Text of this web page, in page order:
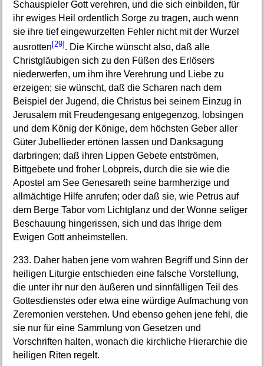
Schauspieler Gott verehren, und die sich einbilden, für
ihr ewiges Heil ordentlich Sorge zu tragen, auch wenn
sie ihre tief eingewurzelten Fehler nicht mit der Wurzel
ausrotten [29] . Die Kirche wünscht also, daß alle
Christgläubigen sich zu den Füßen des Erlösers
niederwerfen, um ihm ihre Verehrung und Liebe zu
erzeigen; sie wünscht, daß die Scharen nach dem
Beispiel der Jugend, die Christus bei seinem Einzug in
Jerusalem mit Freudengesang entgegenzog, lobsingen
und dem König der Könige, dem höchsten Geber aller
Güter Jubellieder ertönen lassen und Danksagung
darbringen; daß ihren Lippen Gebete entströmen,
Bittgebete und froher Lobpreis, durch die sie wie die
Apostel am See Genesareth seine barmherzige und
allmächtige Hilfe anrufen; oder daß sie, wie Petrus auf
dem Berge Tabor vom Lichtglanz und der Wonne seliger
Beschauung hingerissen, sich und das Ihrige dem
Ewigen Gott anheimstellen.
233. Daher haben jene vom wahren Begriff und Sinn der
heiligen Liturgie entschieden eine falsche Vorstellung,
die unter ihr nur den äußeren und sinnfälligen Teil des
Gottesdienstes oder etwa eine würdige Aufmachung von
Zeremonien verstehen. Und ebenso gehen jene fehl, die
sie nur für eine Sammlung von Gesetzen und
Vorschriften halten, wonach die kirchliche Hierarchie die
heiligen Riten regelt.